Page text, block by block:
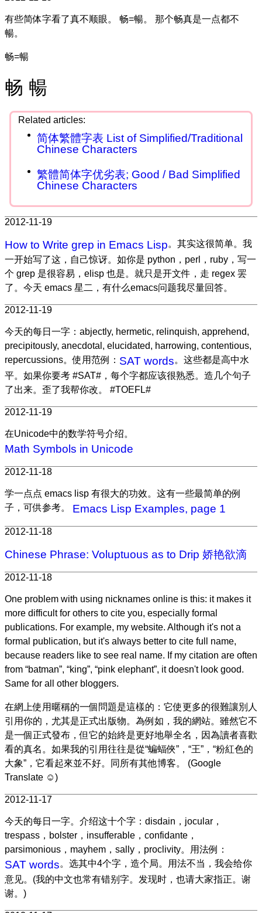
有些简体字看了真不顺眼。 畅=暢。 那个畅真是一点都不
暢。
畅=暢
畅 暢
简体繁體字表 List of Simplified/Traditional
Chinese Characters
繁體简体字优劣表; Good / Bad Simplified
Chinese Characters
2012-11-19
How to Write grep in Emacs Lisp。其实这很简单。我
一开始写了这，自己惊讶。如你是 python，perl，ruby，写一
个 grep 是很容易，elisp 也是。就只是开文件，走 regex 罢
了。今天 emacs 星二，有什么emacs问题我尽量回答。
2012-11-19
今天的每日一字：abjectly, hermetic, relinquish, apprehend,
precipitously, anecdotal, elucidated, harrowing, contentious,
repercussions。使用范例： SAT words。这些都是高中水
平。如果你要考 #SAT#，每个字都应该很熟悉。造几个句子
了出来。歪了我帮你改。 #TOEFL#
2012-11-19
在Unicode中的数学符号介绍。
Math Symbols in Unicode
2012-11-18
学一点点 emacs lisp 有很大的功效。这有一些最简单的例
子，可供参考。 Emacs Lisp Examples, page 1
2012-11-18
Chinese Phrase: Voluptuous as to Drip 娇艳欲滴
2012-11-18
One problem with using nicknames online is this: it makes it
more difficult for others to cite you, especially formal
publications. For example, my website. Although it's not a
formal publication, but it's always better to cite full name,
because readers like to see real name. If my citation are often
from “batman”, “king”, “pink elephant”, it doesn't look good.
Same for all other bloggers.
在網上使用暱稱的一個問題是這樣的：它使更多的很難讓別人
引用你的，尤其是正式出版物。為例如，我的網站。雖然它不
是一個正式發布，但它的始終是更好地舉全名，因為讀者喜歡
看的真名。如果我的引用往往是從“蝙蝠俠”，“王”，“粉紅色的
大象”，它看起來並不好。同所有其他博客。 (Google
Translate ☺)
2012-11-17
今天的每日一字。介绍这十个字：disdain，jocular，
trespass，bolster，insufferable，confidante，
parsimonious，mayhem，sally，proclivity。用法例：
SAT words。选其中4个字，造个局。用法不当，我会给你
意见。(我的中文也常有错别字。发现时，也请大家指正。谢
谢。)